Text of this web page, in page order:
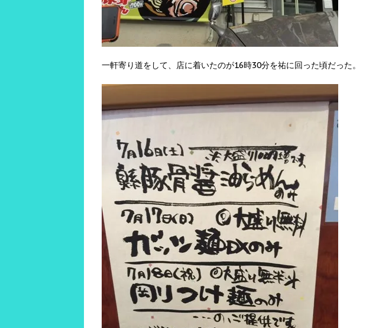
一軒寄り道をして、店に着いたのが16時30分を祐に回った頃だった。